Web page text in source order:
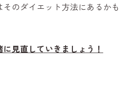
そのダイエット方法にあるかも
見直していきましょう！